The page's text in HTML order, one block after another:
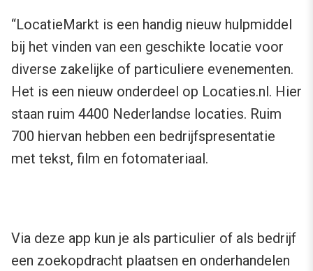
“LocatieMarkt is een handig nieuw hulpmiddel
bij het vinden van een geschikte locatie voor
diverse zakelijke of particuliere evenementen.
Het is een nieuw onderdeel op Locaties.nl. Hier
staan ruim 4400 Nederlandse locaties. Ruim
700 hiervan hebben een bedrijfspresentatie
met tekst, film en fotomateriaal.
Via deze app kun je als particulier of als bedrijf
een zoekopdracht plaatsen en onderhandelen